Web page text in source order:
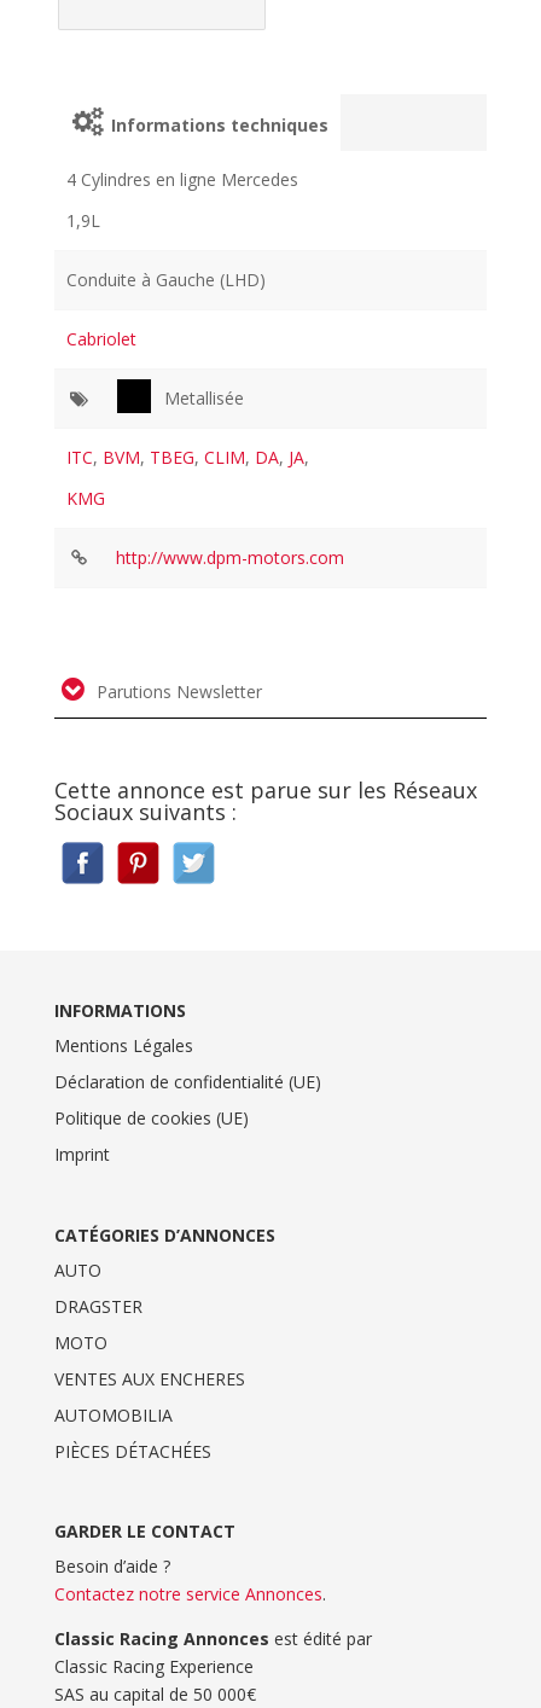
Informations techniques
4 Cylindres en ligne Mercedes
1,9L
Conduite à Gauche (LHD)
Cabriolet
Metallisée
ITC, BVM, TBEG,CLIM, DA, JA,
KMG
http://www.dpm-motors.com
Parutions Newsletter
Cette annonce est parue sur les Réseaux
Sociaux suivants :
INFORMATIONS
Mentions Légales
Déclaration de confidentialité (UE)
Politique de cookies (UE)
Imprint
CATÉGORIES D’ANNONCES
AUTO
DRAGSTER
MOTO
VENTES AUX ENCHERES
AUTOMOBILIA
PIÈCES DÉTACHÉES
GARDER LE CONTACT
Besoin d’aide ?
Contactez notre service Annonces.
Classic Racing Annonces est édité par
Classic Racing Experience
SAS au capital de 50 000€